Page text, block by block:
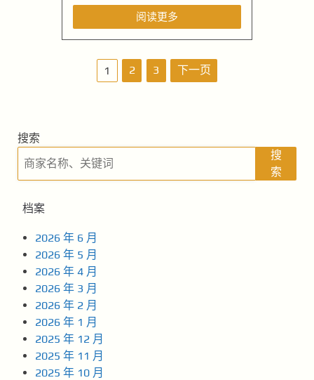
阅读更多
航
1 2 3 下一页
搜索
搜
索
档案
2026 年 6 月
2026 年 5 月
2026 年 4 月
2026 年 3 月
2026 年 2 月
2026 年 1 月
2025 年 12 月
2025 年 11 月
2025 年 10 月